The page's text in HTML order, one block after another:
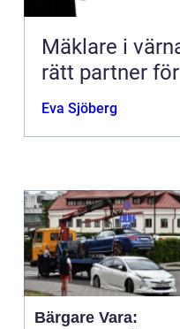
Mäklare i värnamo så
rätt partner
Eva Sjöberg
Bärgare Vara: